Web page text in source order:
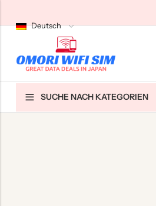
Deutsch
SUCHE NACH KATEGORIEN
Zurück
SIM-Karten für japanische Touristen
Zurück
Unbegrenztes WLAN zu Hause
Zurück
Über uns